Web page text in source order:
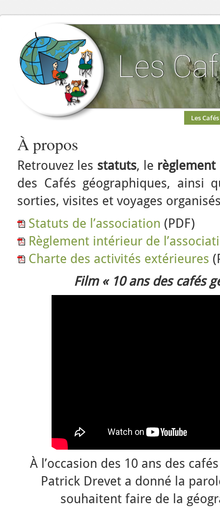
Les Cafés
À propos
Retrouvez les statuts, le
des Cafés géographiques, ainsi
sorties, visites et voyages
Statuts de l’association (PDF)
Règlement intérieur de
Charte des activités extérieures
Film « 10 ans des cafés
À l’occasion des 10 ans des
Patrick Drevet a donné la
souhaitent faire de la